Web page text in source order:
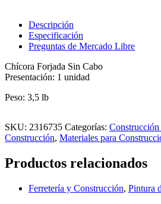
Descripción
Especificación
Preguntas de Mercado Libre
Chícora Forjada Sin Cabo
Presentación: 1 unidad
Peso: 3,5 lb
SKU: 2316735 Categorías:
Construcción, Materiales para
Productos relacionados
Ferretería y Construcción, Pintura